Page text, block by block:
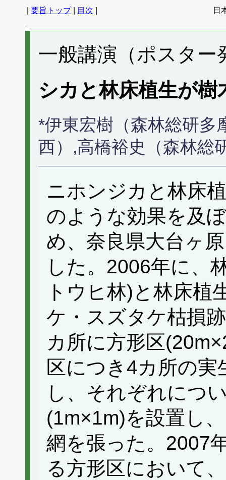
要旨トップ| 目次 日
一般講演（ポスター
シカと林床植生が
*伊東宏樹（森林総研多
西）,高橋裕史（森林総
ニホンジカと林床
のような効果を及
め、奈良県大台ヶ
した。2006年に、
トウヒ林)と林床植
ケ・スズタケ枯損
カ所に方形区
区につき4カ所の
し、それぞれにつ
(1m×1m)を設置し
網を張った。2007
る方形区において